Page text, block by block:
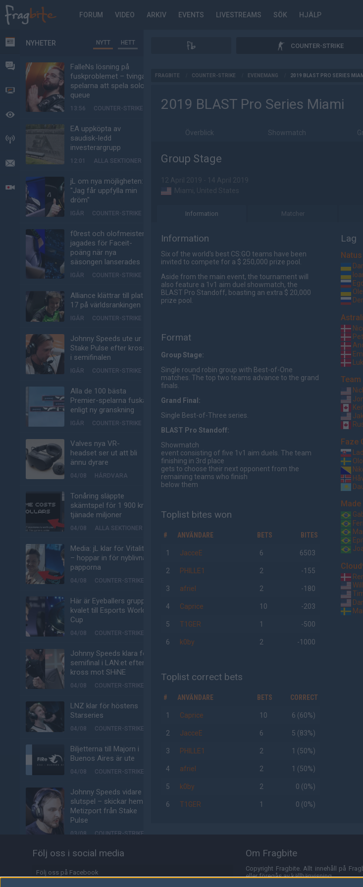
FORUM VIDEO ARKIV EVENTS LIVESTREAMS SÖK HJÄLP
NYHETER
FORUM
VIDEO
MEDDELANDEN
LIVESÄNDNINGAR
NYHETER NYTT HETT
FalleNs lösning på
fuskproblemet – tvinga
spelarna att spela solo-
queue
13:56 COUNTER-STRIKE
EA uppköpta av
saudisk-ledd
investerargrupp
12:01 ALLA SEKTIONER
jL om nya möjligheten:
"Jag får uppfylla min
dröm"
IGÅR COUNTER-STRIKE
f0rest och olofmeister
jagades för Faceit-
poäng när nya
säsongen lanserades
IGÅR COUNTER-STRIKE
Alliance klättrar till plats
17 på världsrankingen
IGÅR COUNTER-STRIKE
Johnny Speeds ute ur
Stake Pulse efter kross
i semifinalen
IGÅR COUNTER-STRIKE
Alla de 100 bästa
Premier-spelarna fuskar
enligt ny granskning
IGÅR COUNTER-STRIKE
Valves nya VR-
headset ser ut att bli
ännu dyrare
04/08 HÅRDVARA
Tonåring släppte
skämtspel för 1 900 kr –
tjänade miljoner
04/08 ALLA SEKTIONER
Media: jL klar för Vitality
– hoppar in för nyblivna
papporna
04/08 COUNTER-STRIKE
Här är Eyeballers grupp i
kvalet till Esports World
Cup
04/08 COUNTER-STRIKE
Johnny Speeds klara för
semifinal i LAN:et efter
kross mot SHiNE
04/08 COUNTER-STRIKE
LNZ klar för höstens
Starseries
04/08 COUNTER-STRIKE
Biljetterna till Majorn i
Buenos Aires är ute
04/08 COUNTER-STRIKE
Johnny Speeds vidare till
slutspel – skickar hem
Metizport från Stake
Pulse
03/08 COUNTER-STRIKE
Majorvinnaren lämnar
marknaden
COUNTER-STRIKE
FRAGBITE COUNTER-STRIKE EVENEMANG 2019 BLAST PRO SERIES
2019 BLAST Pro Series Miami
Överblick Showmatch
Group Stage
12 April 2019 - 14 April 2019
Miami, United States
Information Matcher
Information
Six of the world's best CS:GO teams have been
invited to compete for a $ 250,000 prize pool.
Aside from the main event, the tournament will
also feature a 1v1 aim duel showmatch, the
BLAST Pro Standoff, boasting an extra $ 20,000
prize pool.
Format
Group Stage:
Single round robin group with Best-of-One
matches. The top two teams advance to the grand
finals.
Grand Final:
Single Best-of-Three series.
BLAST Pro Standoff:
Showmatch
event consisting of five 1v1 aim duels. The team
finishing in 3rd place
gets to choose their next opponent from the
remaining teams who finish
below them
Toplist bites won
# ANVÄNDARE BETS BITES
1 JacceE 6 6503
2 PHILLE1 2 -155
3 afriel 2 -180
4 Caprice 10 -203
5 T1GER 1 -500
6 k0by 2 -1000
Toplist correct bets
# ANVÄNDARE BETS CORRECT
1 Caprice 10 6 (60%)
2 JacceE 6 5 (83%)
3 PHILLE1 2 1 (50%)
4 afriel 2 1 (50%)
5 k0by 2 0 (0%)
6 T1GER 1 0 (0%)
Lag
Team
Faze
Made
Följ oss i social media
Följ oss på Facebook
Om Fragbite
Copyright Fragbite. Allt innehåll på
eller föregås av källhänvisning.